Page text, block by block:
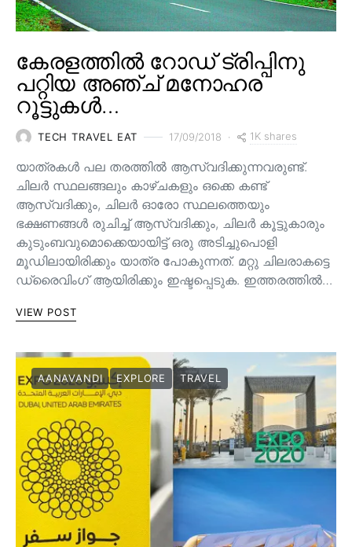
കേരളത്തിൽ റോഡ് ട്രിപ്പിനു
പറ്റിയ അഞ്ച് മനോഹര
റൂട്ടുകൾ…
TECH TRAVEL EAT 17/09/2018 1K shares
യാത്രകൾ പല തരത്തിൽ ആസ്വദിക്കുന്നവരുണ്ട്.
ചിലർ സ്ഥലങ്ങലും കാഴ്ചകളും ഒക്കെ കണ്ട്
ആസ്വദിക്കും, ചിലർ ഓരോ സ്ഥലത്തെയും
ഭക്ഷണങ്ങൾ രുചിച്ച് ആസ്വദിക്കും, ചിലർ കൂട്ടുകാരും
കുടുംബവുമൊക്കെയായിട്ട് ഒരു അടിച്ചുപൊളി
മൂഡിലായിരിക്കും യാത്ര പോകുന്നത്. മറ്റു ചിലരാകട്ടെ
ഡ്രൈവിംഗ് ആയിരിക്കും ഇഷ്ടപ്പെടുക. ഇത്തരത്തിൽ…
VIEW POST
AANAVANDI EXPLORE TRAVEL